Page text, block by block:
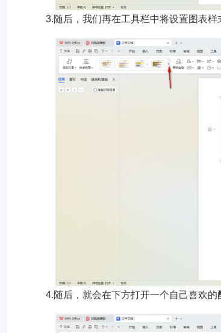
3.随后，我们再在工具栏中将设置图表样
4.随后，就会在下方打开一个自己喜欢的